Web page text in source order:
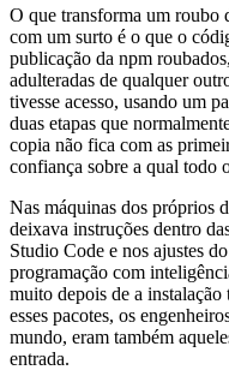
O que transforma um roubo
com um surto é o que o
publicação da npm
adulteradas de qualquer
tivesse acesso, usando um
duas etapas que
copia não fica com as
confiança sobre a qual todo
Nas máquinas dos próprios
deixava instruções dentro
Studio Code e nos ajustes
programação com
muito depois de a
esses pacotes, os
mundo, eram também
entrada.